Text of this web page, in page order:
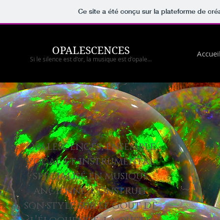
Ce site a été conçu sur la plateforme de
OPALESCENCES
Si le silence est d'or, la musique est d'opale...
Opalescences, ensemble
vocal et instrumental
spécialisé en musique
ancienne, construit
son style sur le goût de